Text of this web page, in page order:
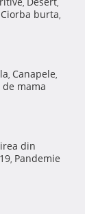
, ,
Ciorba burta,
, Canapele,
de mama
din
, Pandemie